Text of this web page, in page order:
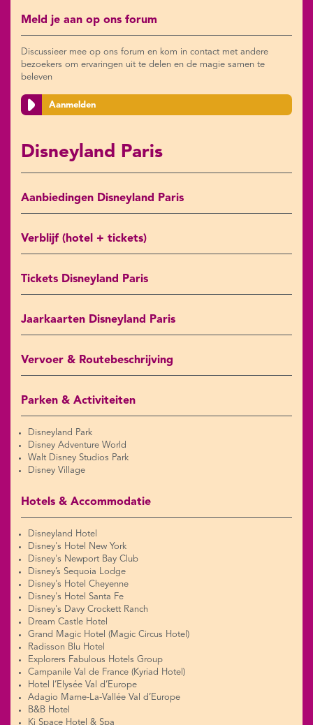
Meld je aan op ons forum
Discussieer mee op ons forum en kom in contact met andere
bezoekers om ervaringen uit te delen en de magie samen te
beleven
Aanmelden
Disneyland Paris
Aanbiedingen Disneyland Paris
Verblijf (hotel + tickets)
Tickets Disneyland Paris
Jaarkaarten Disneyland Paris
Vervoer & Routebeschrijving
Parken & Activiteiten
Disneyland Park
Disney Adventure World
Walt Disney Studios Park
Disney Village
Hotels & Accommodatie
Disneyland Hotel
Disney's Hotel New York
Disney's Newport Bay Club
Disney’s Sequoia Lodge
Disney's Hotel Cheyenne
Disney's Hotel Santa Fe
Disney's Davy Crockett Ranch
Dream Castle Hotel
Grand Magic Hotel (Magic Circus Hotel)
Radisson Blu Hotel
Explorers Fabulous Hotels Group
Campanile Val de France (Kyriad Hotel)
Hotel l’Elysée Val d’Europe
Adagio Marne-La-Vallée Val d’Europe
B&B Hotel
Ki Space Hotel & Spa